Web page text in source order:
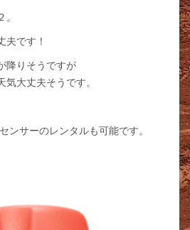
夫です！
降りそうですが
気大丈夫そうです。
ンサーのレンタルも可能です。